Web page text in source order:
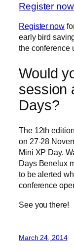
Register now
Register now
early bird
the conference
Would
session
Days?
The 12th
on 27-28
Mini XP Day.
Days Benelux
to be alerted
conference
See you there!
March 24, 2014